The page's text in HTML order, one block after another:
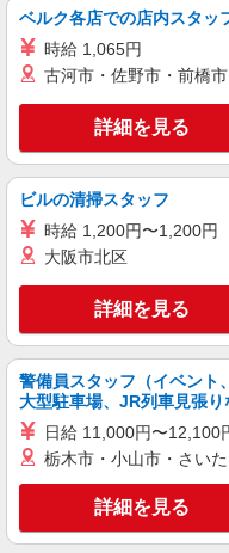
通費全支
キープ
派遣社員
株式会社kotrio /●MT-H-
甲斐市≫
格支援で
時給
甲斐
キープ
株式会社kotrio /●MT-H-
甲斐市
金も即
時給
通費全支
ベルク各店での店内スタッ
時給 1,065円
古河市・佐野市・前橋
詳細を見る
ビルの清掃スタッフ
時給 1,200円〜1,200円
大阪市北区
詳細を見る
警備員スタッフ（イベント
大型駐車場、JR列車見張り
日給 11,000円〜12,100
栃木市・小山市・さい
詳細を見る